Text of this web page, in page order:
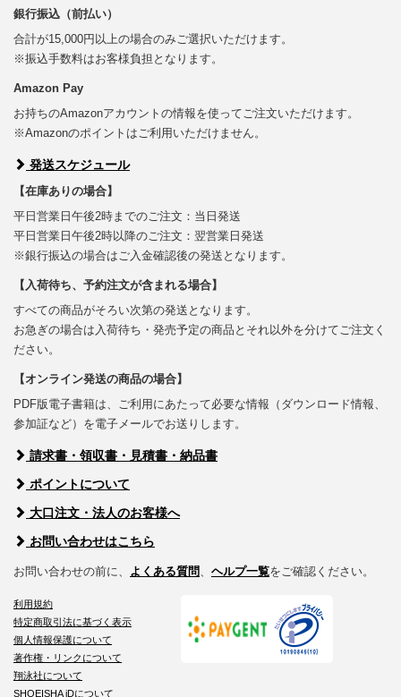
銀行振込（前払い）
合計が15,000円以上の場合のみご選択いただけます。
※振込手数料はお客様負担となります。
Amazon Pay
お持ちのAmazonアカウントの情報を使ってご注文いただけます。
※Amazonのポイントはご利用いただけません。
発送スケジュール
【在庫ありの場合】
平日営業日午後2時までのご注文：当日発送
平日営業日午後2時以降のご注文：翌営業日発送
※銀行振込の場合はご入金確認後の発送となります。
【入荷待ち、予約注文が含まれる場合】
すべての商品がそろい次第の発送となります。
お急ぎの場合は入荷待ち・発売予定の商品とそれ以外を分けてご注文く
ださい。
【オンライン発送の商品の場合】
PDF版電子書籍は、ご利用にあたって必要な情報（ダウンロード情報、
参加証など）を電子メールでお送りします。
請求書・領収書・見積書・納品書
ポイントについて
大口注文・法人のお客様へ
お問い合わせはこちら
お問い合わせの前に、 よくある質問 ヘルプ一覧をご確認ください。
利用規約
特定商取引法に基づく表示
個人情報保護について
著作権・リンクについて
翔泳社について
SHOEISHA iDについて